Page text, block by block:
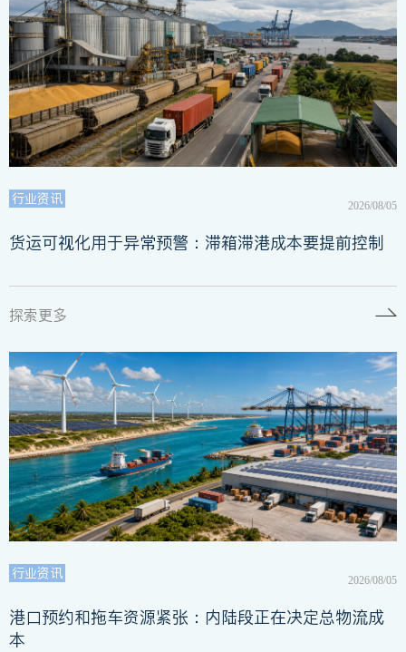
2026/08/05
行业资讯
货运可视化用于异常预警：滞箱滞港成本要提前控制
探索更多
2026/08/05
行业资讯
港口预约和拖车资源紧张：内陆段正在决定总物流成
本